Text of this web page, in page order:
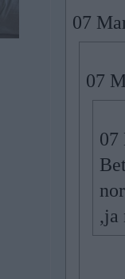
07
07
07
,ja